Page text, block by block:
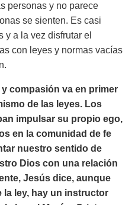
personas y no parece
se sienten. Es casi
y a la vez disfrutar el
con leyes y normas vacías
compasión va en primer
de las leyes. Los
impulsar su propio ego,
en la comunidad de fe
nuestro sentido de
Dios con una relación
Jesús dice, aunque
la ley, hay un instructor